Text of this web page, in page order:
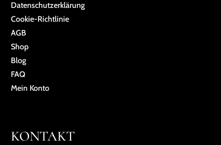
Da­ten­schutz­er­klä­rung
Cookie-Richtlinie
AGB
Shop
Blog
FAQ
Mein Konto
KONTAKT